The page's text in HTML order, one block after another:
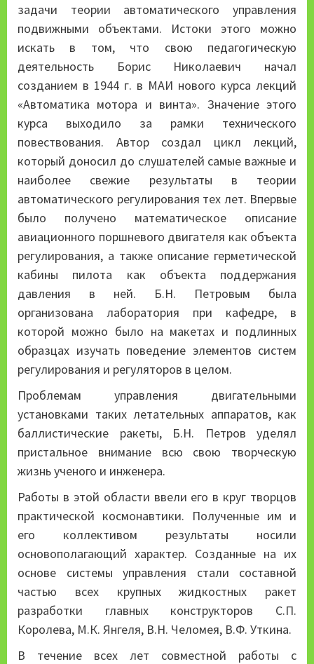
задачи теории автоматического управления
подвижными объектами. Истоки этого можно
искать в том, что свою педагогическую
деятельность Борис Николаевич начал
созданием в 1944 г. в МАИ нового курса лекций
«Автоматика мотора и винта». Значение этого
курса выходило за рамки технического
повествования. Автор создал цикл лекций,
который доносил до слушателей самые важные и
наиболее свежие результаты в теории
автоматического регулирования тех лет. Впервые
было получено математическое описание
авиационного поршневого двигателя как объекта
регулирования, а также описание герметической
кабины пилота как объекта поддержания
давления в ней. Б.Н. Петровым была
организована лаборатория при кафедре, в
которой можно было на макетах и подлинных
образцах изучать поведение элементов систем
регулирования и регуляторов в целом.
Проблемам управления двигательными
установками таких летательных аппаратов, как
баллистические ракеты, Б.Н. Петров уделял
пристальное внимание всю свою творческую
жизнь ученого и инженера.
Работы в этой области ввели его в круг творцов
практической космонавтики. Полученные им и
его коллективом результаты носили
основополагающий характер. Созданные на их
основе системы управления стали составной
частью всех крупных жидкостных ракет
разработки главных конструкторов С.П.
Королева, М.К. Янгеля, В.Н. Челомея, В.Ф. Уткина.
В течение всех лет совместной работы с